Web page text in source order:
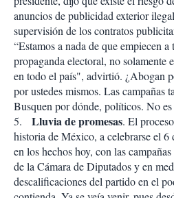
anuncios de publicidad exterior
supervisión de los contratos
“Estamos a nada de que empiecen
propaganda electoral, no solamente
en todo el país", advirtió. ¿Abogan
por ustedes mismos. Las campañas
Busquen por dónde, políticos. No
5. Lluvia de promesas. El
historia de México, a celebrarse el
en los hechos hoy, con las
de la Cámara de Diputados y en
descalificaciones del partido en el